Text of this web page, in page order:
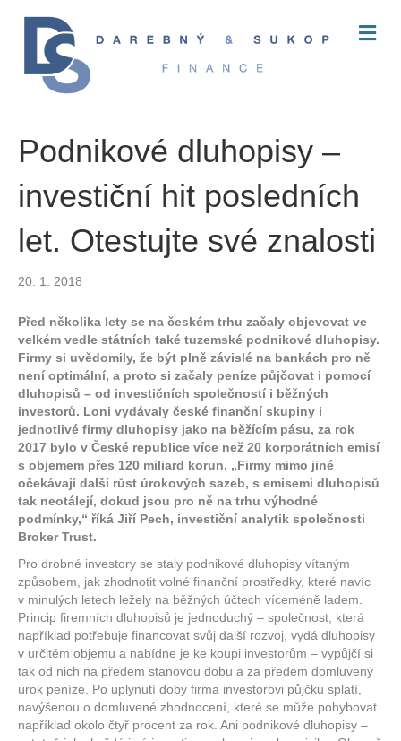
M
E
Podnikové dluhopisy –
investiční hit posledních
let. Otestujte své znalosti
20. 1. 2018
Před několika lety se na českém trhu začaly objevovat ve
velkém vedle státních také tuzemské podnikové dluhopisy.
Firmy si uvědomily, že být plně závislé na bankách pro ně
není optimální, a proto si začaly peníze půjčovat i pomocí
dluhopisů – od investičních společností i běžných
investorů. Loni vydávaly české finanční skupiny i
jednotlivé firmy dluhopisy jako na běžícím pásu, za rok
2017 bylo v České republice více než 20 korporátních emisí
s objemem přes 120 miliard korun. „Firmy mimo jiné
očekávají další růst úrokových sazeb, s emisemi dluhopisů
tak neotálejí, dokud jsou pro ně na trhu výhodné
podmínky,“ říká Jiří Pech, investiční analytik společnosti
Broker Trust.
Pro drobné investory se staly podnikové dluhopisy vítaným
způsobem, jak zhodnotit volné finanční prostředky, které navíc
v minulých letech ležely na běžných účtech víceméně ladem.
Princip firemních dluhopisů je jednoduchý – společnost, která
například potřebuje financovat svůj další rozvoj, vydá dluhopisy
v určitém objemu a nabídne je ke koupi investorům – vypůjčí si
tak od nich na předem stanovou dobu a za předem domluvený
úrok peníze. Po uplynutí doby firma investorovi půjčku splatí,
navýšenou o domluvené zhodnocení, které se může pohybovat
například okolo čtyř procent za rok. Ani podnikové dluhopisy –